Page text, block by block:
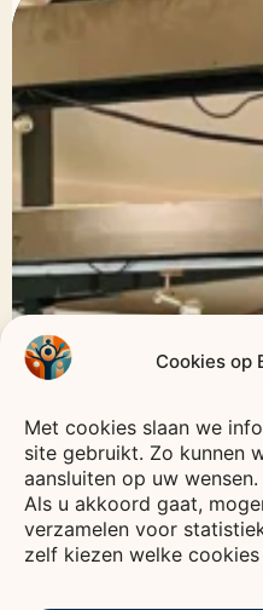
Cookies op
Met cookies slaan we
site gebruikt. Zo kunnen
aansluiten op uw wensen.
Als u akkoord gaat,
verzamelen voor
zelf kiezen welke